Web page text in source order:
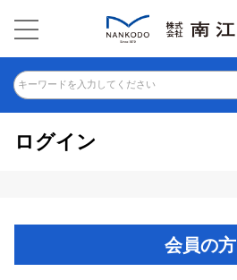
キーワードを入力してください
ログイン
会員の方